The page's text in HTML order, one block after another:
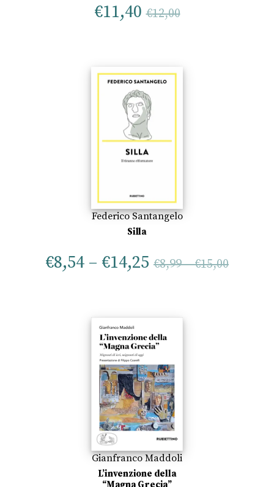
€11,40 €12,00
Federico Santangelo
Silla
€8,54 – €14,25 €8,99–€15,00
Gianfranco Maddoli
L’invenzione della